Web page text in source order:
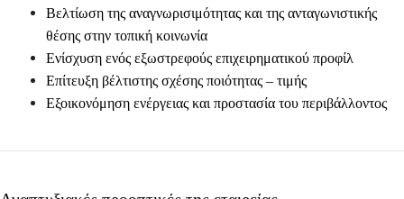
Βελτίωση της αναγνωρισιμότητας και της ανταγωνιστικής
θέσης στην τοπική κοινωνία
Ενίσχυση ενός εξωστρεφούς επιχειρηματικού προφίλ
Επίτευξη βέλτιστης σχέσης ποιότητας – τιμής
Εξοικονόμηση ενέργειας και προστασία του περιβάλλοντος